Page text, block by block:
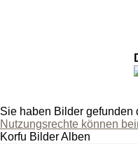
Sie haben Bilder gefunden
Nutzungsrechte können
Korfu Bilder Alben